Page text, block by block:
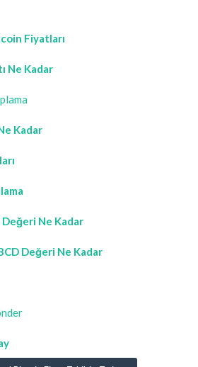
Fiyatları
Ne Kadar
Kadar
Ne Kadar
Değeri Ne Kadar